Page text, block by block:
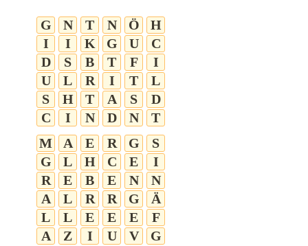
G N T N Ö
H
I
I K G U
C
D
S B T F
I
U
L R I T
L
S
H T A S
D
C
I N D N
T
M
A E R G
S
G
L H C E
I
R
E B E N
N
A
L R R G
Ä
L
L E E E
F
A
Z I U V
G